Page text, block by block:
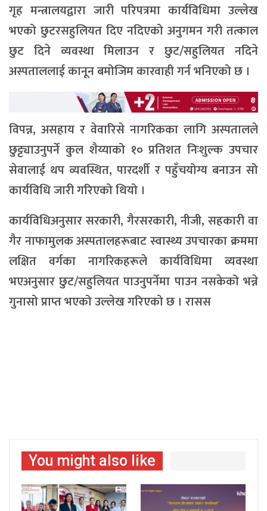
गृह मन्त्रालयद्वारा जारी परिपत्रमा कार्यविधिमा उल्लेख
भएको छुटरसहुलियत दिए नदिएको अनुगमन गरी तत्काल
छुट दिने व्यवस्था मिलाउन र छुट/सहुलियत नदिने
अस्पताललाई कानून बमोजिम कारवाही गर्न भनिएको छ ।
विपन्न, असहाय र वेवारिसे नागरिकका लागि अस्पतालले
छुट्ट्याउनुपर्ने कुल शैय्याको १० प्रतिशत निःशुल्क उपचार
सेवालाई थप व्यवस्थित, पारदर्शी र पहुँचयोग्य बनाउन सो
कार्यविधि जारी गरिएको थियो ।
कार्यविधिअनुसार सरकारी, गैरसरकारी, नीजी, सहकारी वा
गैर नाफामुलक अस्पतालहरूबाट स्वास्थ्य उपचारका क्रममा
लक्षित वर्गका नागरिकहरूले कार्यविधिमा व्यवस्था
भएअनुसार छुट/सहुलियत पाउनुपर्नेमा पाउन नसकेको भन्ने
गुनासो प्राप्त भएको उल्लेख गरिएको छ । रासस
You might also like